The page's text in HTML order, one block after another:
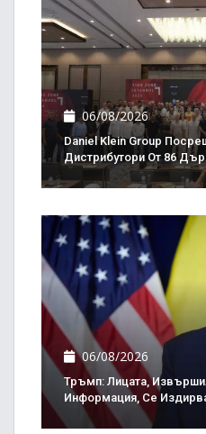
06/08/2026
Daniel Klein Group
Дистрибутори От 86
06/08/2026
Тръмп: Лицата,
Информация, Се